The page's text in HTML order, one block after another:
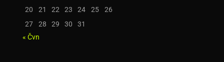
20
21 22 23 24 25
26
27
28 29 30
31
« Čvn